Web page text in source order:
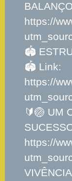
https://
🏟️
🏟️ Link:
https://
🔰🏐 UM
https://